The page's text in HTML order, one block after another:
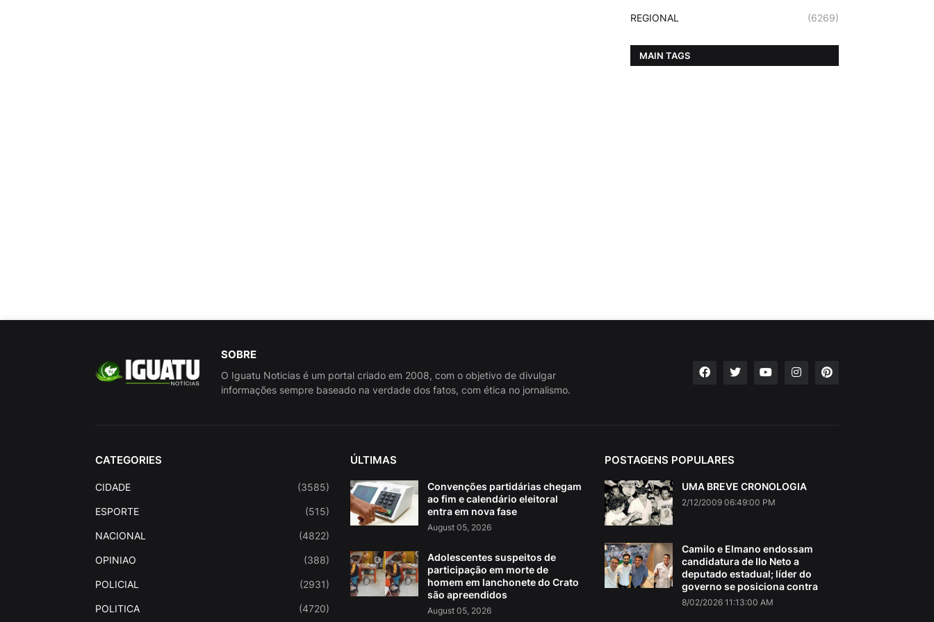
REGIONAL (6269)
MAIN TAGS
SOBRE
O Iguatu Noticias é um portal criado em 2008, com o objetivo de divulgar
informações sempre baseado na verdade dos fatos, com ética no jornalismo.
CATEGORIES
CIDADE (3585)
ESPORTE (515)
NACIONAL (4822)
OPINIAO (388)
POLICIAL (2931)
POLITICA (4720)
ÚLTIMAS
Convenções partidárias chegam
ao fim e calendário eleitoral
entra em nova fase
August 05, 2026
Adolescentes suspeitos de
participação em morte de
homem em lanchonete do Crato
são apreendidos
August 05, 2026
POSTAGENS POPULARES
UMA BREVE CRONOLOGIA
2/12/2009 06:49:00 PM
Camilo e Elmano endossam
candidatura de Ilo Neto a
deputado estadual; líder do
governo se posiciona contra
8/02/2026 11:13:00 AM